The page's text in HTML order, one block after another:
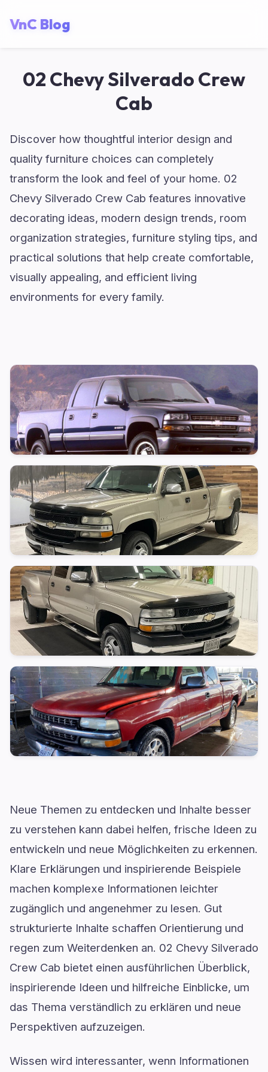
VnC Blog
02 Chevy Silverado Crew
Cab
Discover how thoughtful interior design and
quality furniture choices can completely
transform the look and feel of your home. 02
Chevy Silverado Crew Cab features innovative
decorating ideas, modern design trends, room
organization strategies, furniture styling tips, and
practical solutions that help create comfortable,
visually appealing, and efficient living
environments for every family.
Neue Themen zu entdecken und Inhalte besser
zu verstehen kann dabei helfen, frische Ideen zu
entwickeln und neue Möglichkeiten zu erkennen.
Klare Erklärungen und inspirierende Beispiele
machen komplexe Informationen leichter
zugänglich und angenehmer zu lesen. Gut
strukturierte Inhalte schaffen Orientierung und
regen zum Weiterdenken an. 02 Chevy Silverado
Crew Cab bietet einen ausführlichen Überblick,
inspirierende Ideen und hilfreiche Einblicke, um
das Thema verständlich zu erklären und neue
Perspektiven aufzuzeigen.
Wissen wird interessanter, wenn Informationen